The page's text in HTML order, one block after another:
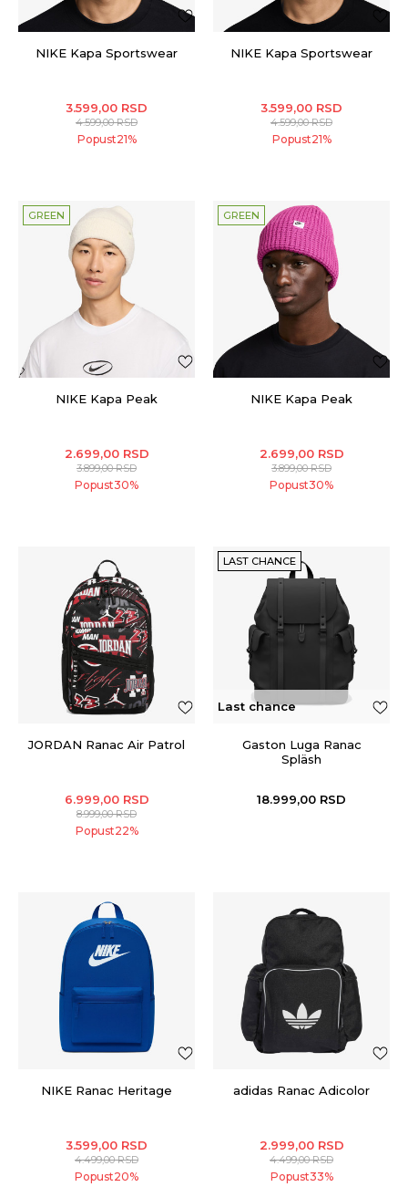
NIKE Kapa Sportswear
3.599,00 RSD
4.599,00RSD
Popust21%
NIKE Kapa Sportswear
3.599,00 RSD
4.599,00RSD
Popust21%
GREEN
NIKE Kapa Peak
2.699,00 RSD
3.899,00RSD
Popust30%
GREEN
NIKE Kapa Peak
2.699,00 RSD
3.899,00RSD
Popust30%
JORDAN Ranac Air Patrol
6.999,00 RSD
8.999,00RSD
Popust22%
LAST CHANCE
Last chance
Gaston Luga Ranac
Spläsh
18.999,00 RSD
NIKE Ranac Heritage
3.599,00 RSD
4.499,00RSD
Popust20%
adidas Ranac Adicolor
2.999,00 RSD
4.499,00RSD
Popust33%